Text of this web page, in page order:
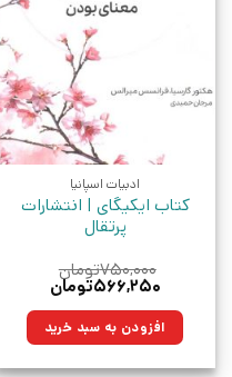
ادبیات اسپانیا
کتاب ایکیگای | انتشارات
پرتقال
۷۵۰,۰۰۰تومان
قیمت
۷۵۰,۰۰۰تومان
بود.
۵۶۶,۲۵۰تومان
۵۶۶,۲۵۰تومان.افزودن به سبد خرید